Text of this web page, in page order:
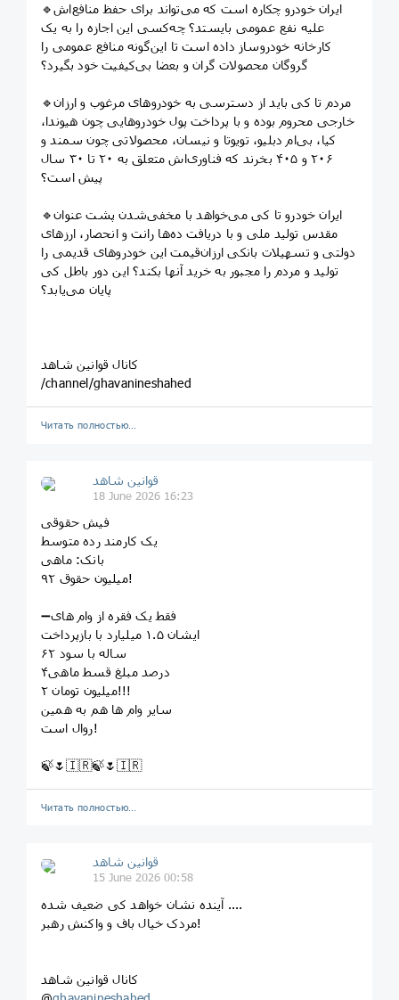
🔹ایران خودرو چکاره است که می‌تواند برای حفظ منافع‌اش
علیه نفع عمومی بایستد؟ چه‌کسی این اجازه را به یک
کارخانه خودروساز داده است تا این‌گونه منافع عمومی را
گروگان محصولات گران و بعضا بی‌کیفیت خود بگیرد؟
🔹مردم تا کی باید از دسترسی به خودروهای مرغوب و ارزان
خارجی محروم بوده و با پرداخت پول خودروهایی چون هیوندا،
کیا، بی‌ام دبلیو، تویوتا و نیسان، محصولاتی چون سمند و
۲۰۶ و ۴۰۵ بخرند که فناوری‌اش متعلق به ۲۰ تا ۳۰ سال
پیش است؟
🔹ایران خودرو تا کی می‌خواهد با مخفی‌شدن پشت عنوان
مقدس تولید ملی و با دریافت ده‌ها رانت و انحصار، ارزهای
دولتی و تسهیلات بانکی ارزان‌قیمت این خودروهای قدیمی را
تولید و مردم را مجبور به خرید آنها بکند؟ این دور باطل کی
پایان می‌یابد؟
کانال قوانین شاهد
/channel/ghavanineshahed
Читать полностью…
قوانین‌ شاهد
18 June 2026 16:23
فیش حقوقی
یک کارمند رده متوسط
بانک: ماهی
۹۲ میلیون حقوق!
➖فقط یک فقره از وام های
ایشان ۱.۵ میلیارد با بازپرداخت
۶۲ ساله با سود
۴درصد مبلغ قسط ماهی
۲ میلیون تومان!!!
سایر وام ها هم به همین
روال است!
🍃🌷🇮🇷🍃🌷🇮🇷
Читать полностью…
قوانین‌ شاهد
15 June 2026 00:58
آینده نشان خواهد کی ضعیف شده ....
مردک خیال باف و واکنش رهبر!
کانال قوانین شاهد